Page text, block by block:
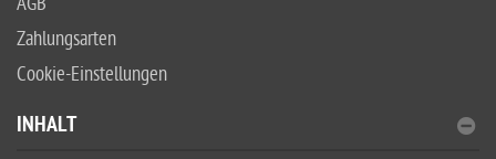
Zahlungsarten
Cookie-Einstellungen
INHALT